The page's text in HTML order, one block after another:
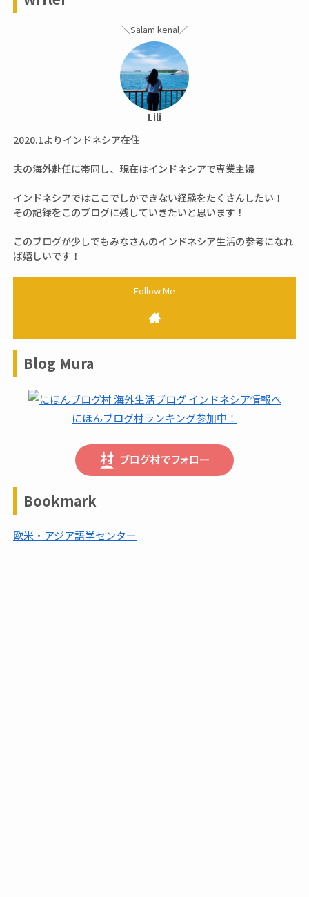
＼Salam kenal／
Lili
2020.1よりインドネシア在住
夫の海外赴任に帯同し、現在はインドネシアで専業主婦
インドネシアではここでしかできない経験をたくさんしたい！
その記録をこのブログに残していきたいと思います！
このブログが少しでもみなさんのインドネシア生活の参考になれ
ば嬉しいです！
Blog Mura
にほんブログ村ランキング参加中！
Bookmark
欧米・アジア語学センター